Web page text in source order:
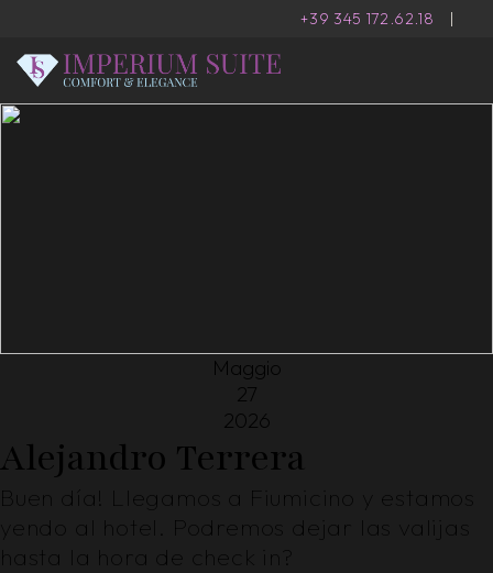
+39 345 172.62.18 |
Maggio
27
2026
Alejandro Terrera
Buen día! Llegamos a Fiumicino y estamos
yendo al hotel. Podremos dejar las valijas
hasta la hora de check in?